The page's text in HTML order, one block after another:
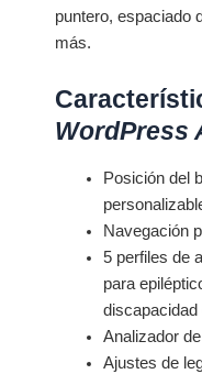
puntero, espaciado
más.
WordPress
Posición del
Navegación
5 perfiles de
para
discapacidad
Analizador
Ajustes de